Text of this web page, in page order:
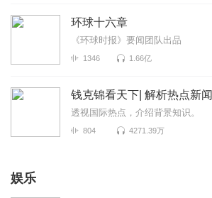
环球十六章
《环球时报》要闻团队出品
1346 1.66亿
钱克锦看天下| 解析热点新闻
透视国际热点，介绍背景知识。
804 4271.39万
娱乐